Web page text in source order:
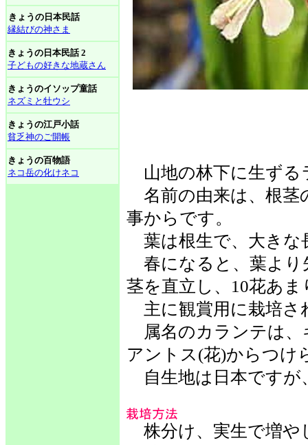
きょうの日本民話
縁結びの神さま
きょうの日本民話 2
子どもの好きな地蔵さん
きょうのイソップ童話
ネズミと牡ウシ
きょうの江戸小話
貧乏神のご開帳
きょうの百物語
ネコ岳の化けネコ
山地の林下に生ずる
名前の由来は、根茎
事からです。
葉は根生で、大きな
春になると、葉より
茎を直立し、10花あ
主に観賞用に栽培さ
属名のカランテは、
アントス(花)からつけ
自生地は日本ですが
株分け、実生で増や